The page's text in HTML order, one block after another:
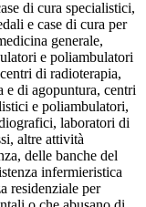
di cura specialistici,
e case di cura per
generale,
e poliambulatori
di radioterapia,
di agopuntura, centri
e poliambulatori,
laboratori di
altre attività
delle banche del
infermieristica
residenziale per